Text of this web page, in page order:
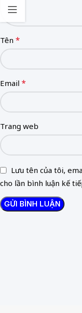
Tên *
Email *
Trang web
Lưu tên của tôi,
cho lần bình luận kế